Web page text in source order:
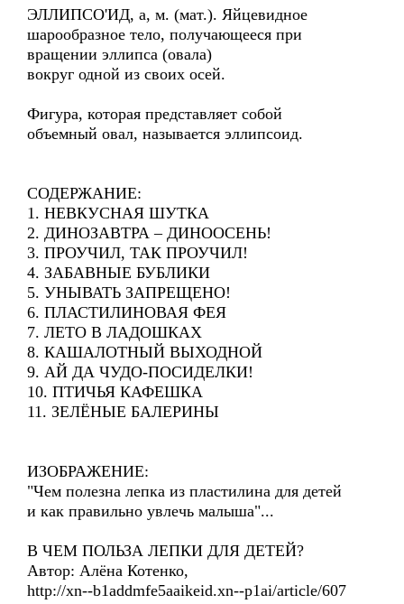
ЭЛЛИПСО'ИД, а, м. (мат.). Яйцевидное
шарообразное тело, получающееся при
вращении эллипса (овала)
вокруг одной из своих осей.
Фигура, которая представляет собой
объемный овал, называется эллипсоид.
СОДЕРЖАНИЕ:
1. НЕВКУСНАЯ ШУТКА
2. ДИНОЗАВТРА – ДИНООСЕНЬ!
3. ПРОУЧИЛ, ТАК ПРОУЧИЛ!
4. ЗАБАВНЫЕ БУБЛИКИ
5. УНЫВАТЬ ЗАПРЕЩЕНО!
6. ПЛАСТИЛИНОВАЯ ФЕЯ
7. ЛЕТО В ЛАДОШКАХ
8. КАШАЛОТНЫЙ ВЫХОДНОЙ
9. АЙ ДА ЧУДО-ПОСИДЕЛКИ!
10. ПТИЧЬЯ КАФЕШКА
11. ЗЕЛЁНЫЕ БАЛЕРИНЫ
ИЗОБРАЖЕНИЕ:
"Чем полезна лепка из пластилина для детей
и как правильно увлечь малыша"...
В ЧЕМ ПОЛЬЗА ЛЕПКИ ДЛЯ ДЕТЕЙ?
Автор: Алёна Котенко,
http://xn--b1addmfe5aaikeid.xn--p1ai/article/607